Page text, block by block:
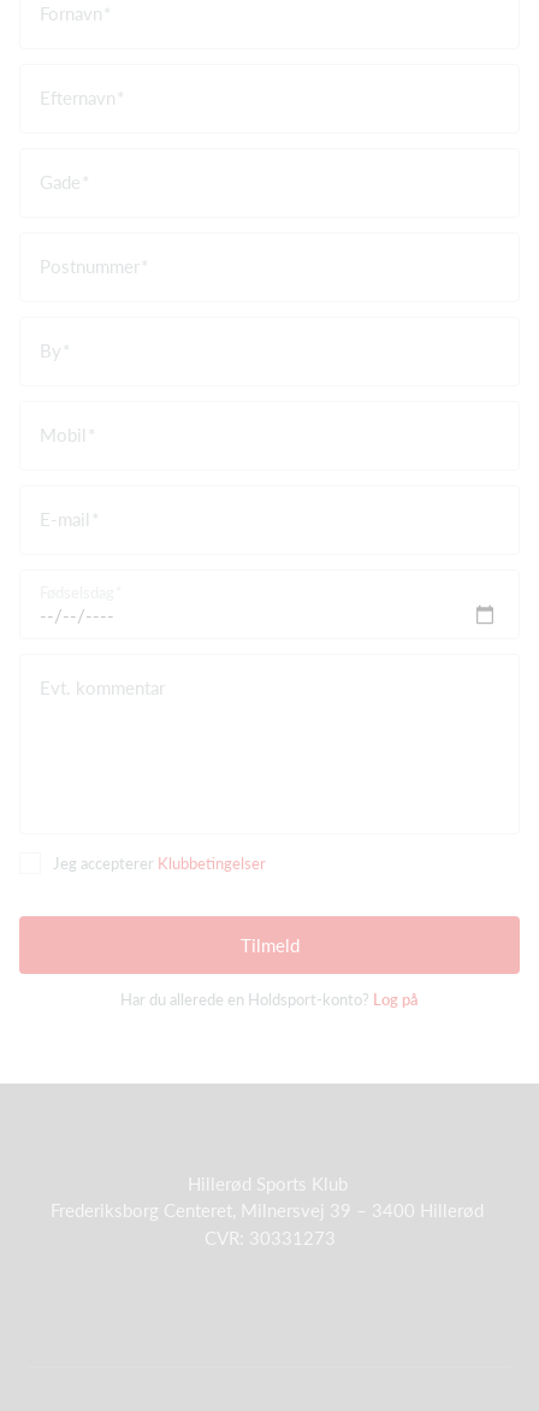
Fornavn
Efternavn
Gade
Postnummer
By
Mobil
E-mail
Evt. kommentar
Jeg accepterer Klubbetingelser
Tilmeld
Har du allerede en Holdsport-konto? Log på
Hillerød Sports Klub
Frederiksborg Centeret, Milnersvej 39 – 3400 Hillerød
CVR: 30331273